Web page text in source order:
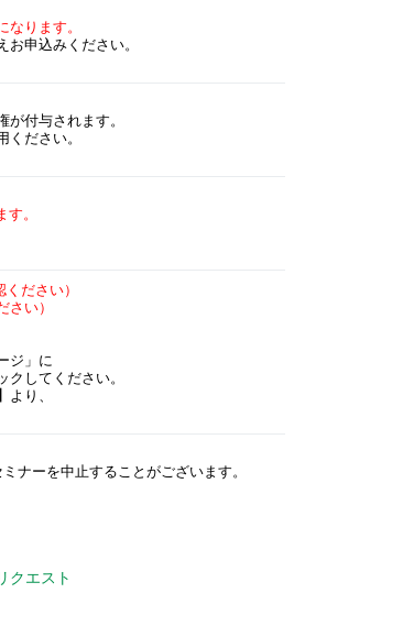
ります。
申込みください。
付与されます。
ださい。
す。
ださい）
さい）
ジ」に
してください。
より、
ナーを中止することがございます。
クエスト